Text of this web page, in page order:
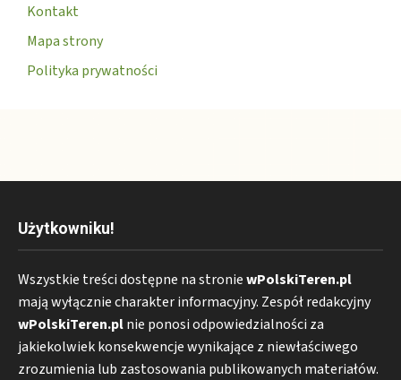
Kontakt
Mapa strony
Polityka prywatności
Użytkowniku!
Wszystkie treści dostępne na stroniewPolskiTeren.pl
mają wyłącznie charakter informacyjny. Zespół redakcyjny
wPolskiTeren.plnie ponosi odpowiedzialności za
jakiekolwiek konsekwencje wynikające z niewłaściwego
zrozumienia lub zastosowania publikowanych materiałów.